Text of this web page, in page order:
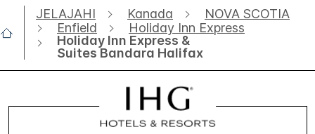
JELAJAHI Kanada
NOVA SCOTIA
Enfield
Holiday Inn Express
Holiday Inn Express &
Suites Bandara Halifax